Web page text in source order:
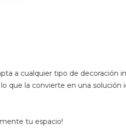
a cualquier tipo de decoración
que la convierte en una solución
tu espacio!